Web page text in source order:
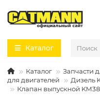
Каталог
Каталог Запчасти
для двигателей
Дизель
Клапан выпускной